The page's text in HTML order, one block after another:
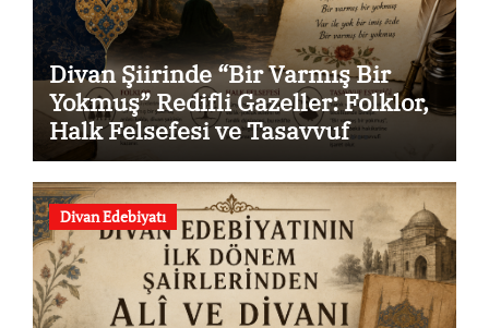
Divan Şiirinde “Bir Varmış Bir
Yokmuş” Redifli Gazeller: Folklor,
Halk Felsefesi ve Tasavvuf
Estetiği Bağlamında Özgün Bir
İnceleme
Divan Edebiyatı